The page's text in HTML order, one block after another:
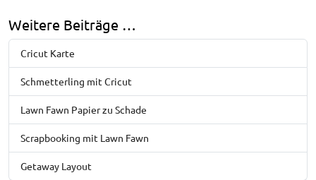
Weitere Beiträge …
Cricut Karte
Schmetterling mit Cricut
Lawn Fawn Papier zu Schade
Scrapbooking mit Lawn Fawn
Getaway Layout